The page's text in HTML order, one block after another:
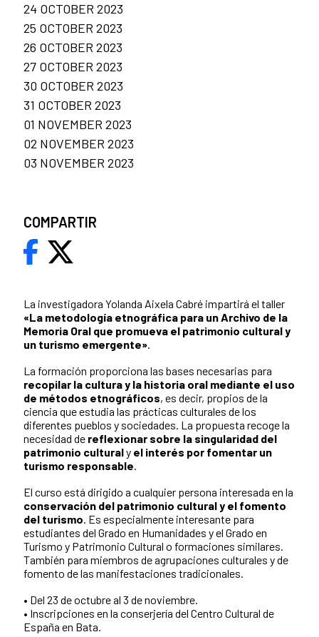
La investigadora Yolanda Aixela Cabré impartirá el taller
«La metodología etnográfica para un Archivo de la
Memoria Oral que promueva el patrimonio cultural y
un turismo emergente».
La formación proporciona las bases necesarias para
recopilar la cultura y la historia oral mediante el uso
de métodos etnográficos, es decir, propios de la
ciencia que estudia las prácticas culturales de los
diferentes pueblos y sociedades. La propuesta recoge la
necesidad de reflexionar sobre la singularidad del
patrimonio culturaly el interés por fomentar un
turismo responsable.
El curso está dirigido a cualquier persona interesada en la
conservación del patrimonio cultural y el fomento
del turismo. Es especialmente interesante para
estudiantes del Grado en Humanidades y el Grado en
Turismo y Patrimonio Cultural o formaciones similares.
También para miembros de agrupaciones culturales y de
fomento de las manifestaciones tradicionales.
• Del 23 de octubre al 3 de noviembre.
• Inscripciones en la conserjería del Centro Cultural de
España en Bata.
24 OCTOBER 2023
25 OCTOBER 2023
26 OCTOBER 2023
27 OCTOBER 2023
30 OCTOBER 2023
31 OCTOBER 2023
01 NOVEMBER 2023
02 NOVEMBER 2023
03 NOVEMBER 2023
COMPARTIR